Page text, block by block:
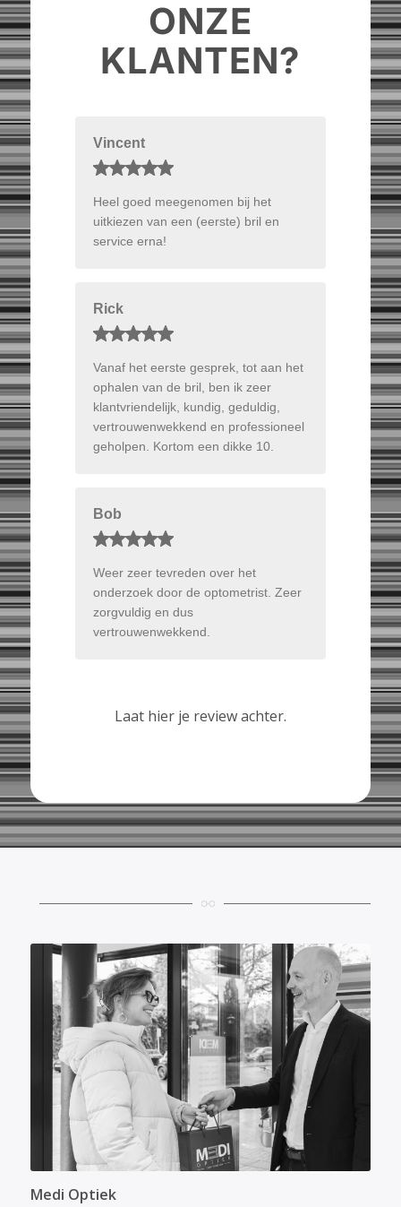
ONZE
KLANTEN?
Vincent
Heel goed meegenomen bij het
uitkiezen van een (eerste) bril en
service erna!
Rick
Vanaf het eerste gesprek, tot aan het
ophalen van de bril, ben ik zeer
klantvriendelijk, kundig, geduldig,
vertrouwenwekkend en professioneel
geholpen. Kortom een dikke 10.
Bob
Weer zeer tevreden over het
onderzoek door de optometrist. Zeer
zorgvuldig en dus
vertrouwenwekkend.
Laat hier je review achter.
Medi Optiek